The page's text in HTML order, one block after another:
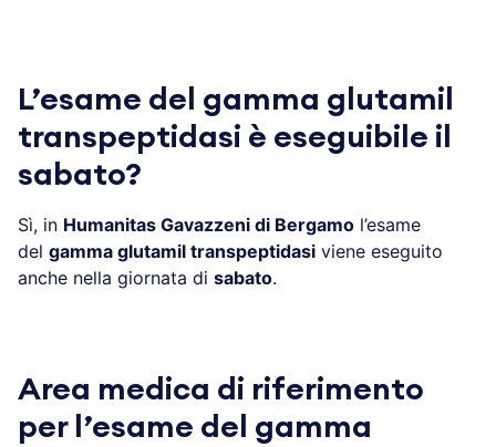
L’esame del gamma glutamil
transpeptidasi è eseguibile il
sabato?
Sì, in Humanitas Gavazzeni di Bergamo l’esame
del gamma glutamil transpeptidasi viene eseguito
anche nella giornata di sabato.
Area medica di riferimento
per l’esame del gamma